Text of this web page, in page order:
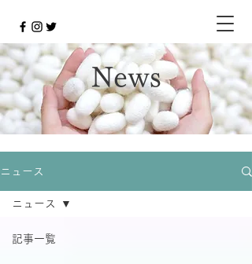
News
ニュース
記事一覧
ニュース